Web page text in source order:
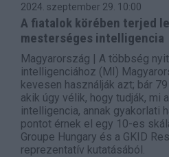
2024. szeptember 29. 10:00
A fiatalok körében terjed
mesterséges intelligencia
Magyarország | A többség
intelligenciához (MI)
kevesen használják azt; bár
akik úgy vélik, hogy tudják, mi
intelligencia, annak gyakorlati
pontot érnek el egy 10-es
Groupe Hungary és a GKID
reprezentatív kutatásából.